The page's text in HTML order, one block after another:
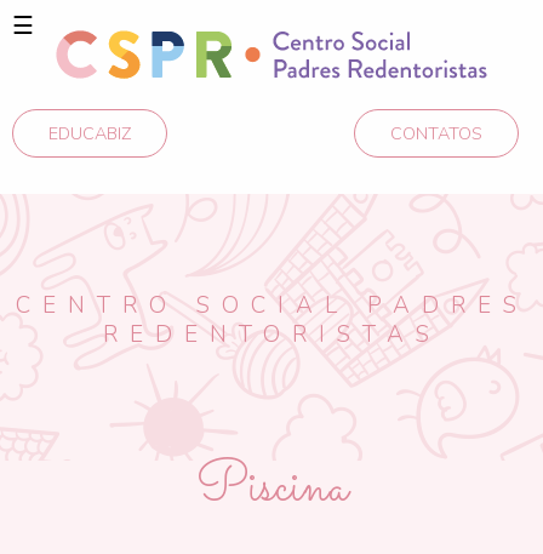
☰
CONTATOS
EDUCABIZ
CENTRO SOCIAL PADRES
REDENTORISTAS
Piscina